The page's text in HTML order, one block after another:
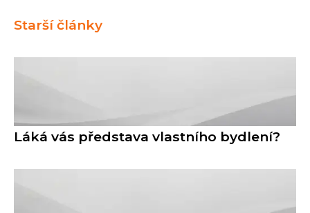
Starší články
Láká vás představa vlastního bydlení?